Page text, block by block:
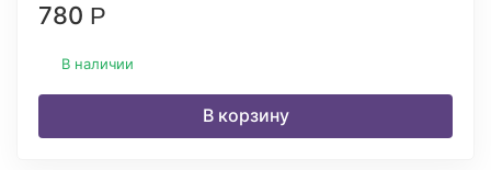
780 Р
В наличии
В корзину